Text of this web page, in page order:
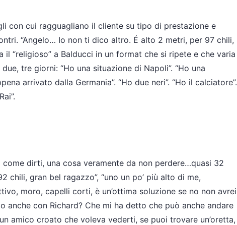
con cui ragguagliano il cliente su tipo di prestazione e
“Angelo… Io non ti dico altro. É alto 2 metri, per 97 chili,
il “religioso” a Balducci in un format che si ripete e che varia
tre giorni: “Ho una situazione di Napoli”. “Ho una
arrivato dalla Germania”. “Ho due neri”. “Ho il calciatore”.
dirti, una cosa veramente da non perdere…quasi 32
chili, gran bel ragazzo”, “uno un po’ più alto di me,
moro, capelli corti, è un’ottima soluzione se no non avrei
anche con Richard? Che mi ha detto che può anche andare
amico croato che voleva vederti, se puoi trovare un’oretta,